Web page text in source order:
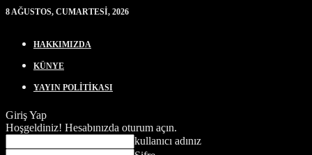
8 AĞUSTOS, CUMARTESI, 2026
HAKKIMIZDA
KÜNYE
YAYIN POLİTİKASI
Giriş Yap
Hoşgeldiniz! Hesabınızda oturum açın.
kullanıcı adınız